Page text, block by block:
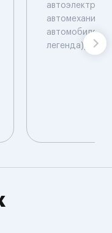
автоэлектрик и
автомеханик
автомобилям.
легенда))